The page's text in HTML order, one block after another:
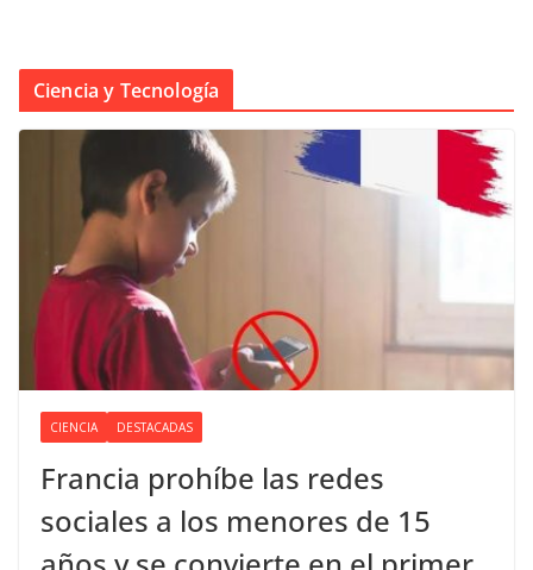
Ciencia y Tecnología
CIENCIA DESTACADAS
Francia prohíbe las redes
sociales a los menores de 15